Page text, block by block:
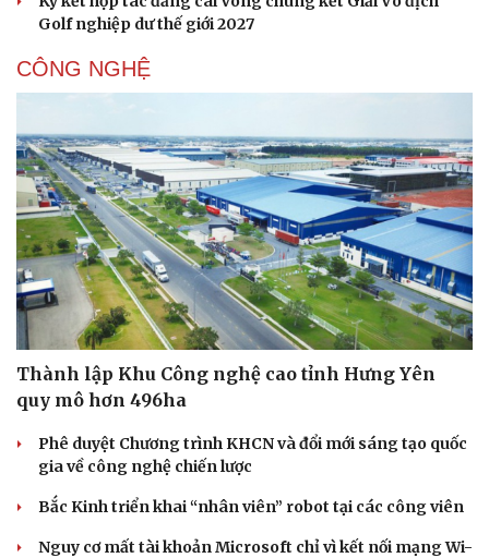
Golf nghiệp dư thế giới 2027
CÔNG NGHỆ
Thành lập Khu Công nghệ cao tỉnh Hưng Yên
quy mô hơn 496ha
Phê duyệt Chương trình KHCN và đổi mới sáng tạo quốc
gia về công nghệ chiến lược
Bắc Kinh triển khai “nhân viên” robot tại các công viên
Nguy cơ mất tài khoản Microsoft chỉ vì kết nối mạng Wi-